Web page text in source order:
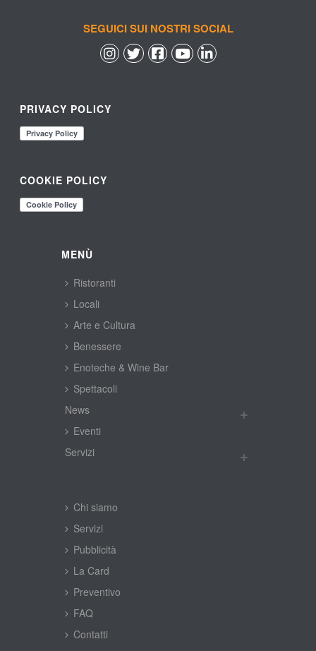
SEGUICI SUI NOSTRI SOCIAL
PRIVACY POLICY
COOKIE POLICY
MENÙ
Ristoranti
Locali
Arte e Cultura
Benessere
Enoteche & Wine Bar
Spettacoli
New
Eventi
Servizi
Chi siamo
Servizi
Pubblicità
La Card
Preventivo
FAQ
Contatti